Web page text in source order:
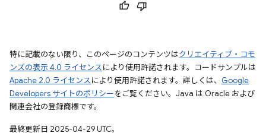
特に記載のない限り、このページのコンテンツはクリエイティブ・コモ
ンズの表示 4.0 ライセンスにより使用許諾されます。コードサンプルは
Apache 2.0 ライセンスにより使用許諾されます。詳しくは、 Google
Developers サイトのポリシーをご覧ください。Java は Oracle および
関連会社の登録商標です。
最終更新日 2025-04-29 UTC。